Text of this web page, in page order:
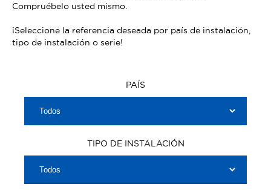
Compruébelo usted mismo.
¡Seleccione la referencia deseada por país de instalación,
tipo de instalación o serie!
PAÍS
TIPO DE INSTALACIÓN